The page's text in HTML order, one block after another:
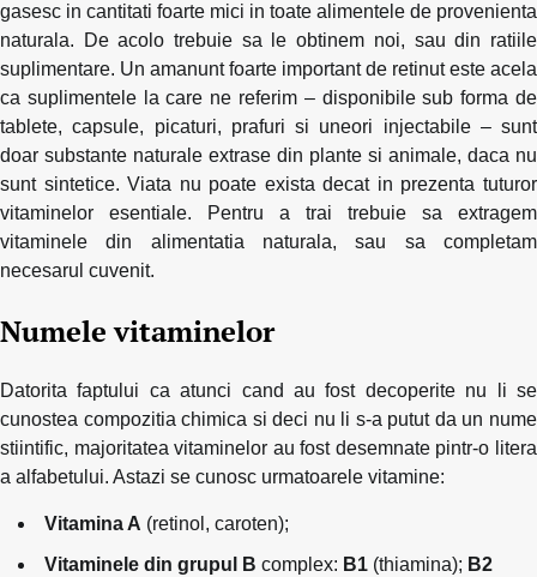
gasesc in cantitati foarte mici in toate alimentele de provenienta
naturala. De acolo trebuie sa le obtinem noi, sau din ratiile
suplimentare. Un amanunt foarte important de retinut este acela
ca suplimentele la care ne referim – disponibile sub forma de
tablete, capsule, picaturi, prafuri si uneori injectabile – sunt
doar substante naturale extrase din plante si animale, daca nu
sunt sintetice. Viata nu poate exista decat in prezenta tuturor
vitaminelor esentiale. Pentru a trai trebuie sa extragem
vitaminele din alimentatia naturala, sau sa completam
necesarul cuvenit.
Numele vitaminelor
Datorita faptului ca atunci cand au fost decoperite nu li se
cunostea compozitia chimica si deci nu li s-a putut da un nume
stiintific, majoritatea vitaminelor au fost desemnate pintr-o litera
a alfabetului. Astazi se cunosc urmatoarele vitamine:
Vitamina A (retinol, caroten);
Vitaminele din grupul B complex: B1 (thiamina); B2